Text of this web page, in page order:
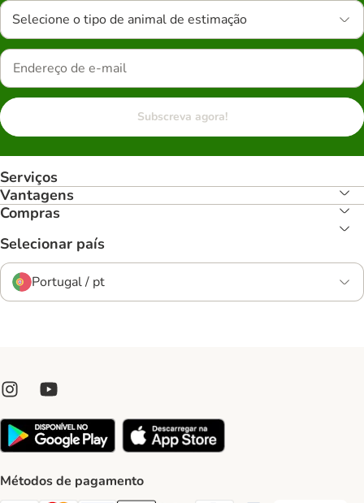
Selecione o tipo de animal de estimação
Subscreva agora!
Serviços
Vantagens
Compras
Selecionar país
Portugal / pt
Métodos de pagamento